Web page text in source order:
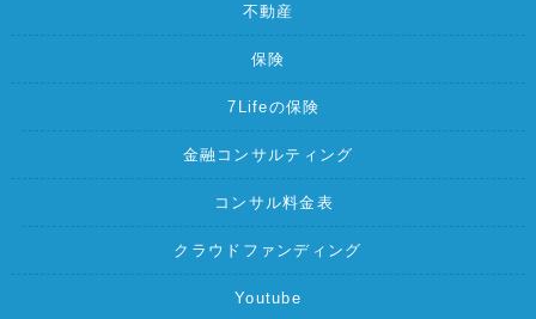
不動産
保険
7Lifeの保険
金融コンサルティング
コンサル料金表
クラウドファンディング
Youtube